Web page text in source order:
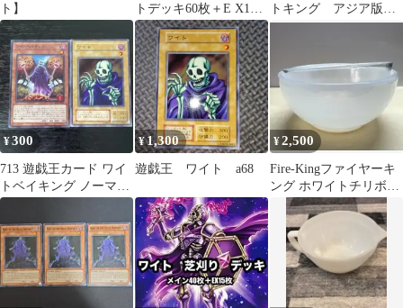
ト】
トデッキ60枚＋E X15
枚
トキング アジア版
ノーマル1st 3枚 英語
¥300
713 遊戯王カード ワイ
トベイキング ノーマル
レア ワイト 二期 ノー
¥1,300
遊戯王 ワイト a68
¥2,500
Fire-Kingファイヤーキ
ング ホワイトチリボウ
ル おまけ→クリアボウ